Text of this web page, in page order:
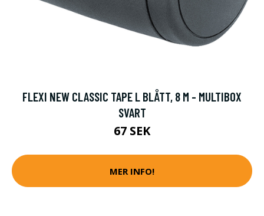
FLEXI NEW CLASSIC TAPE L BLÅTT, 8 M - MULTIBOX
SVART
67 SEK
MER INFO!